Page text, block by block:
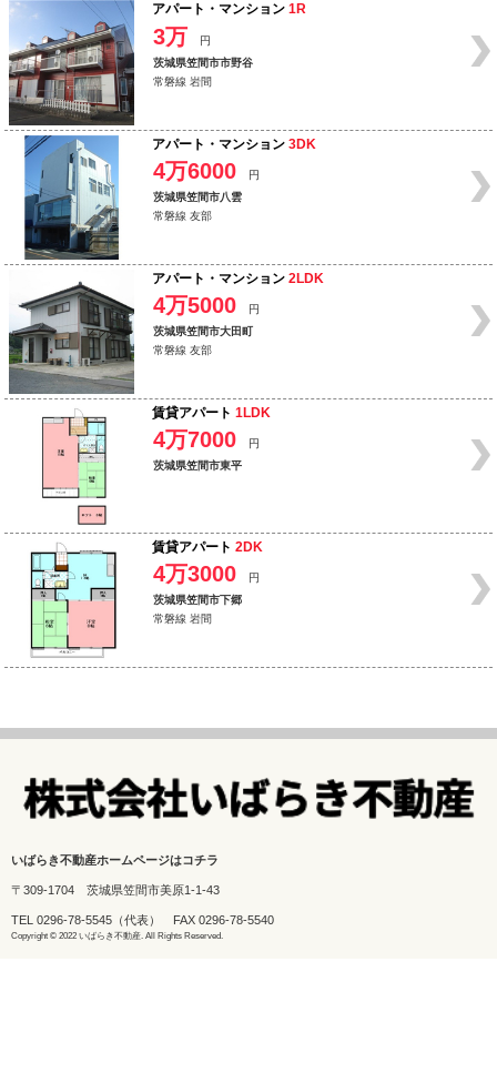
アパート・マンション 1R
3万
円
茨城県笠間市市野谷
常磐線 岩間
アパート・マンション 3DK
4万6000
円
茨城県笠間市八雲
常磐線 友部
アパート・マンション 2LDK
4万5000
円
茨城県笠間市大田町
常磐線 友部
賃貸アパート 1LDK
4万7000
円
茨城県笠間市東平
賃貸アパート 2DK
4万3000
円
茨城県笠間市下郷
常磐線 岩間
いばらき不動産ホームページはコチラ
〒309-1704 茨城県笠間市美原1-1-43
TEL 0296-78-5545 （代表） FAX 0296-78-5540
Copyright © 2022 いばらき不動産. All Rights Reserved.